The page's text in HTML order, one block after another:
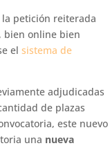
petición reiterada
bien online bien
elsistema de
adjudicadas
de plazas
este nuevo
una nueva